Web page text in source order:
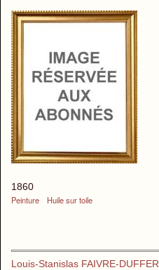
1860
Peinture
Huile sur toile
Louis-Stanislas FAIVRE-DUFFER